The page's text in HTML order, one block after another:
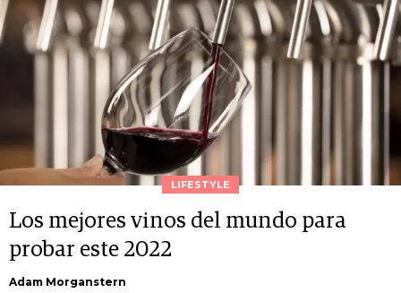
LIFESTYLE
Los mejores vinos del mundo para
probar este 2022
Adam Morganstern